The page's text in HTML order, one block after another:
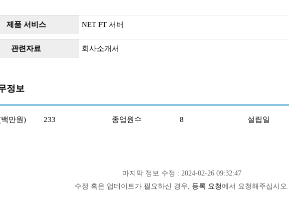
제품 서비스 NET FT 서버
관련자료 회사소개서
정보
만원) 233 종업원수 8 설립일
마지막 정보 수정 : 2024-02-26 09:32:47
수정 혹은 업데이트가 필요하신 경우, 등록 요청에서 요청해주십시오.